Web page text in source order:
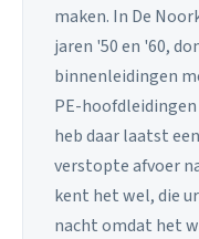
maken. In De
jaren '50 en '60,
binnenleidingen
PE-
heb daar laatst
verstopte afvoer
kent het wel, die
nacht omdat het